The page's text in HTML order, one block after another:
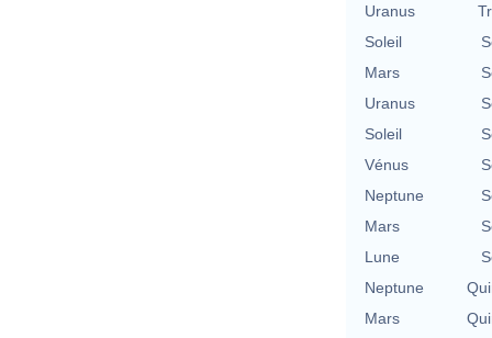
Uranus
Soleil
Mars
Uranus
Soleil
Vénus
Neptune
Mars
Lune
Neptune
Mars